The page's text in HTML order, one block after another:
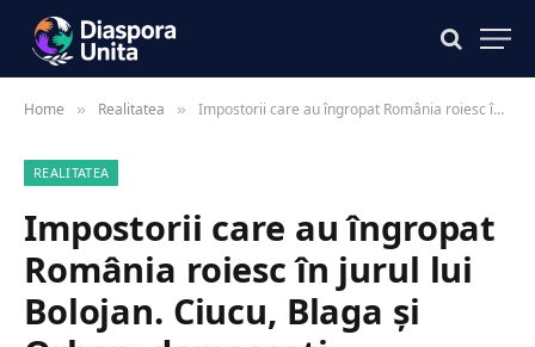
Home » Realitatea » Impostorii care au îngropat România roiesc în jurul lui Bolojan. Ciucu, Blaga și Orban, demascați
REALITATEA
Impostorii care au îngropat
România roiesc în jurul lui
Bolojan. Ciucu, Blaga și